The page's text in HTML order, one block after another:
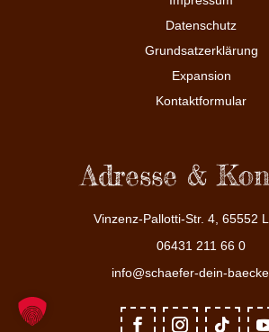
Datenschutz
Grundsatzerklärung
Expansion
Kontaktformular
Adresse &
Vinzenz-Pallotti-Str. 4, 65552
06431 211 66 0
info@schaefer-dein-